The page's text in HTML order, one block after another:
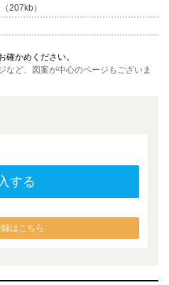
207kb）
確かめください。
など、図案が中心のページもございま
する
はこちら